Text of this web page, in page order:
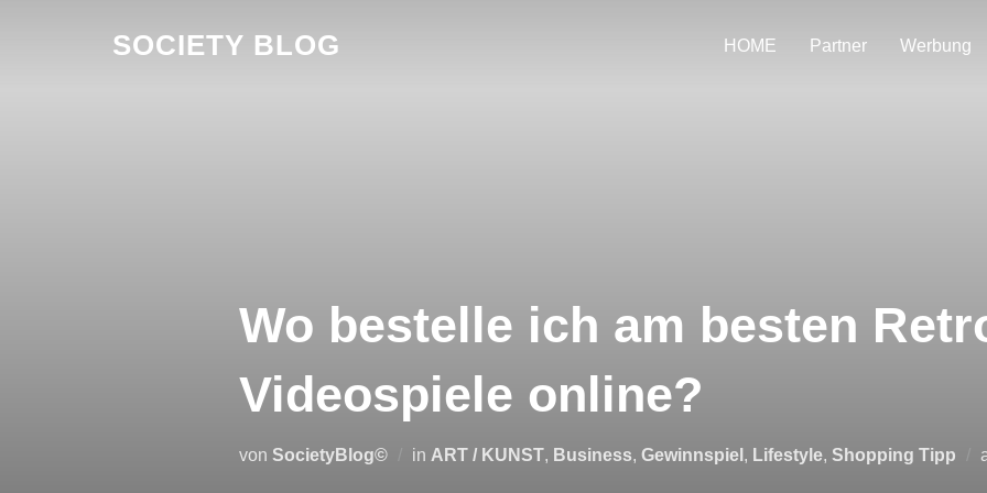
SOCIETY BLOG HOME Partner Werbung
Wo bestelle ich am besten
Videospiele online?
von SocietyBlog© in ART / KUNST, Business, Gewinnspiel , Lifestyle, Shopping Tipp